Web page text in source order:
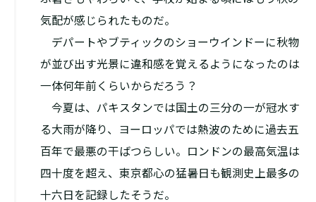
気配が感じられたものだ。
デパートやブティックのショーウインドーに秋物
が並び出す光景に違和感を覚えるようになったのは
一体何年前くらいからだろう？
今夏は、パキスタンでは国土の三分の一が冠水す
る大雨が降り、ヨーロッパでは熱波のために過去五
百年で最悪の干ばつらしい。ロンドンの最高気温は
四十度を超え、東京都心の猛暑日も観測史上最多の
十六日を記録したそうだ。